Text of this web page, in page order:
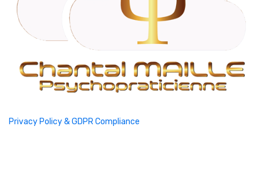
Privacy Policy & GDPR Compliance